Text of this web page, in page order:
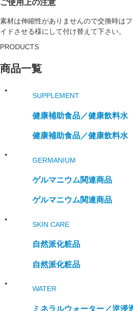
ご使用上の注意
素材は伸縮性がありませんので交換時は
イドさせる様にして付け替えて下さい。
PRODUCTS
商品一覧
SUPPLEMENT
健康補助食品／健康飲料水
健康補助食品／健康飲料水
GERMANIUM
ゲルマニウム関連商品
ゲルマニウム関連商品
SKIN CARE
自然派化粧品
自然派化粧品
WATER
ミネラルウォーター／逆浸